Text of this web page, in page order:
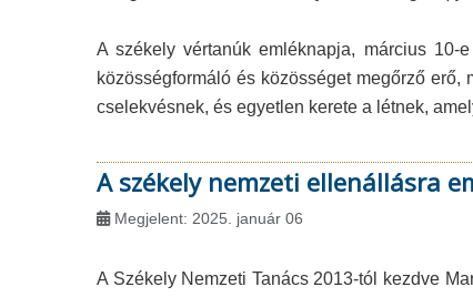
A székely vértanúk emléknapja, március
közösségformáló és közösséget megőrző
cselekvésnek, és egyetlen kerete a létnek,
A székely nemzeti ellenállásra
Megjelent: 2025. január 06
A Székely Nemzeti Tanács 2013-tól kezdve